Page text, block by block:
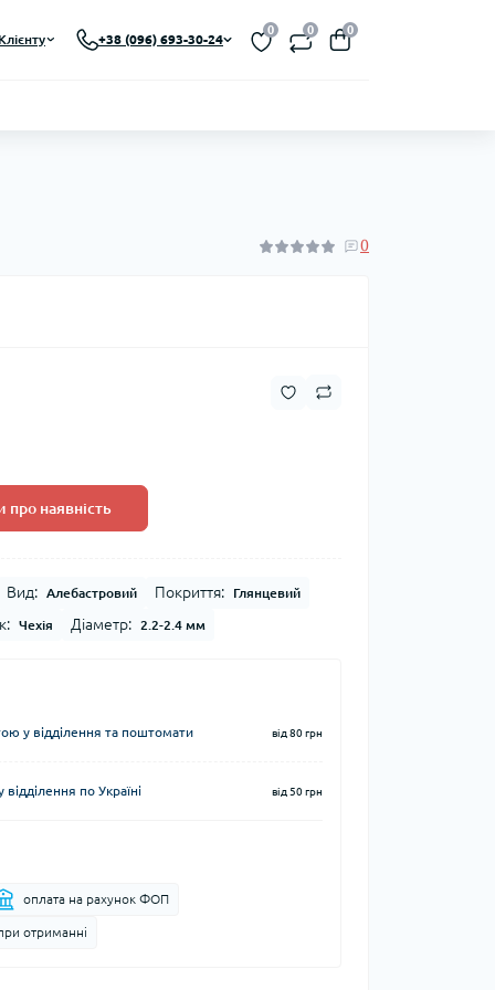
+38 (096) 693-30-24
0 0 0
0
про наявність
Вид: Алебастровий Покриття: Глянцевий
Чехія Діаметр: 2.2-2.4 мм
у відділення та поштомати від 80 грн
по Україні від 50 грн
оплата на рахунок ФОП
отриманні